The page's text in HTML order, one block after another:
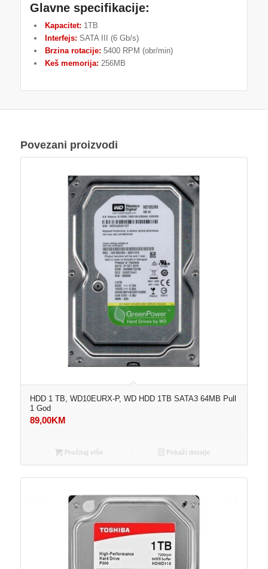
Glavne specifikacije:
Kapacitet: 1TB
Interfejs: SATA III (6 Gb/s)
Brzina rotacije: 5400 RPM (obr/min)
Keš memorija: 256MB
Povezani proizvodi
HDD 1 TB, WD10EURX-P, WD HDD 1TB SATA3 64MB Pull
1 God
89,00KM
Pročitaj više Pokaži detalje